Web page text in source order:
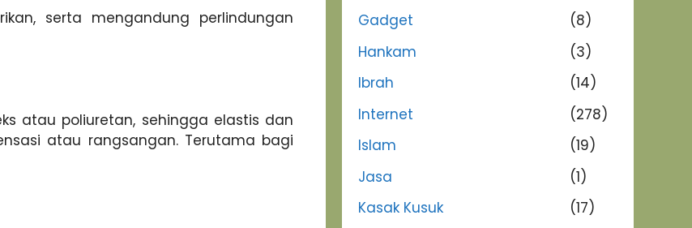
serta mengandung perlindungan
atau poliuretan, sehingga elastis dan
atau rangsangan. Terutama bagi
Gadget
(8)
Hankam
(3)
Ibrah
(14)
Internet
(278)
Islam
(19)
Jasa
(1)
Kasak Kusuk
(17)